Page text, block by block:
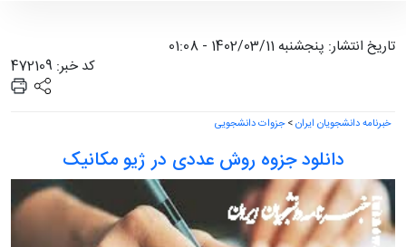
تاریخ انتشار: پنجشنبه 1402/03/11 - 01:08
کد خبر: 472109
خبرنامه دانشجویان ایران>جزوات دانشجویی
دانلود جزوه روش عددی در ژیو مکانیک